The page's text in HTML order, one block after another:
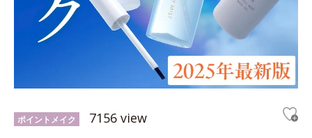
ポイントメイク 7156 view